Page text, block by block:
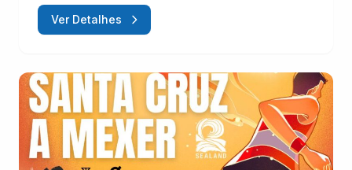
Ver Detalhes